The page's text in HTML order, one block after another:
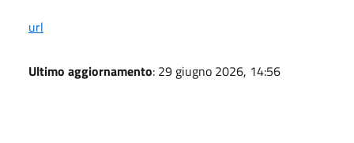
url
Ultimo aggiornamento: 29 giugno 2026, 14:56